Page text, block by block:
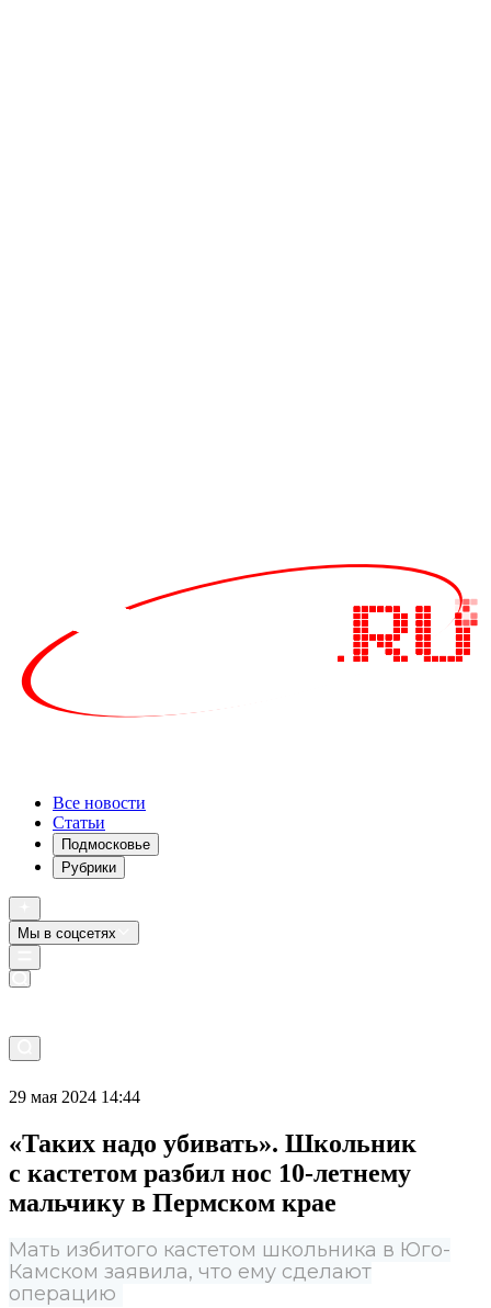
Все новости
Статьи
Подмосковье
Рубрики
Мы в соцсетях
29 мая 2024 14:44
«Таких надо убивать». Школьник
с кастетом разбил нос 10-летнему
мальчику в Пермском крае
Мать избитого кастетом школьника в Юго-
Камском заявила, что ему сделают
операцию